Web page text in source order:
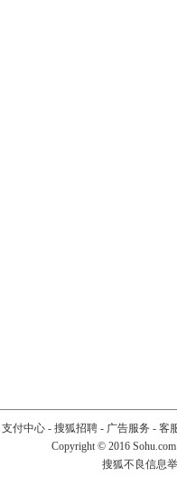
支付中心- 搜狐招聘- 广告服务 - 客
Copyright © 2016
搜狐不良信息